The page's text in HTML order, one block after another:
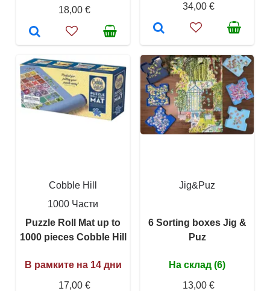
18,00 €
34,00 €
Cobble Hill
1000 Части
Puzzle Roll Mat up to
1000 pieces Cobble Hill
В рамките на 14 дни
17,00 €
Jig&Puz
6 Sorting boxes Jig &
Puz
На склад (6)
13,00 €